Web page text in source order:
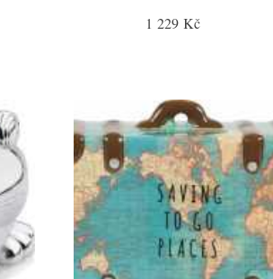
1 229 Kč